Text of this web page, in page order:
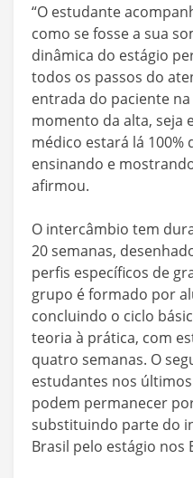
“O estudante
como se fosse a sua
dinâmica do estágio
todos os passos do
entrada do paciente
momento da alta, seja
médico estará lá
ensinando e
afirmou.
O intercâmbio tem
20 semanas,
perfis específicos de
grupo é formado por
concluindo o ciclo
teoria à prática, com
quatro semanas. O
estudantes nos
podem permanecer
substituindo parte do
Brasil pelo estágio nos